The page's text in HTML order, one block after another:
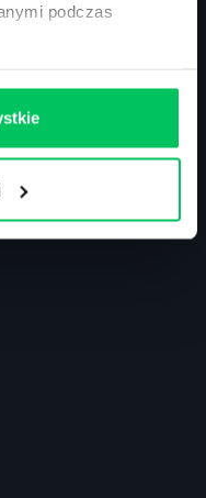
podczas